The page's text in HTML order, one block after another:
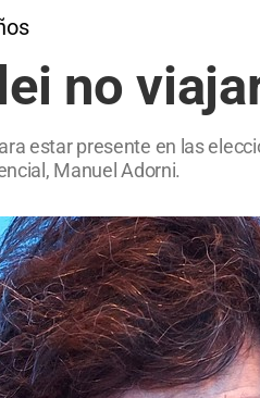
no
estar presente en las
Manuel Adorni.